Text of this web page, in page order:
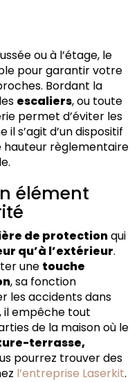
dit la loi ?
à connaître
ou à l’étage, le
pour garantir votre
Bordant la
escaliers, ou toute
permet d’éviter les
s’agit d’un dispositif
hauteur règlementaire
élément
de protectionqui
qu’à l’extérieur.
une touche
, sa fonction
les accidents dans
il empêche tout
de la maison où le
terrasse,
pourrez trouver des
l’entreprise Laserkit.